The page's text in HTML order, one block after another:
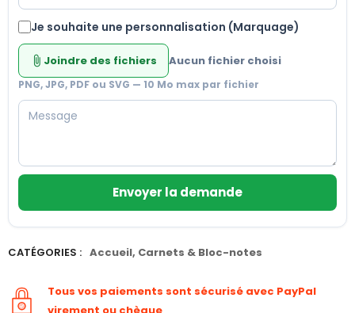
Je souhaite une personnalisation (Marquage)
attach_file Joindre des fichiers Aucun fichier choisi
PNG, JPG, PDF ou SVG — 10 Mo max par fichier
Envoyer la demande
CATÉGORIES : Accueil, Carnets & Bloc-notes
Tous vos paiements sont sécurisé avec PayPal